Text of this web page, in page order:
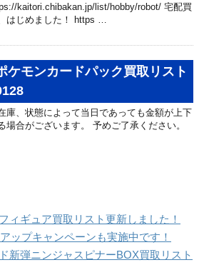
kaitori.chibakan.jp/list/hobby/robot/ 宅配買
はじめました！ https …
ケモンカードパック買取リスト
庫、状態によって当日であっても金額が上下
場合がございます。 予めご了承ください。
ィギュア買取リスト更新しました！
ップキャンペーンも実施中です！
新弾ニンジャスピナーBOX買取リスト